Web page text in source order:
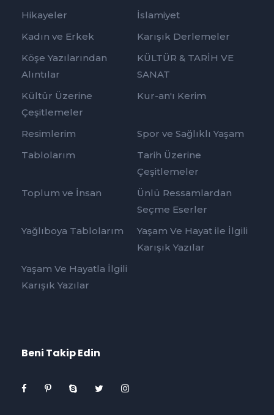
Hikayeler
İslamiyet
Kadın ve Erkek
Karışık Derlemeler
Köşe Yazılarından
Alıntılar
KÜLTÜR & TARİH VE
SANAT
Kültür Üzerine
Çeşitlemeler
Kur-an'ı Kerim
Resimlerim
Spor ve Sağlıklı Yaşam
Tablolarım
Tarih Üzerine
Çeşitlemeler
Toplum ve İnsan
Ünlü Ressamlardan
Seçme Eserler
Yağlıboya Tablolarım
Yaşam Ve Hayat ile İlgili
Karışık Yazılar
Yaşam Ve Hayatla İlgili
Karışık Yazılar
Beni Takip Edin